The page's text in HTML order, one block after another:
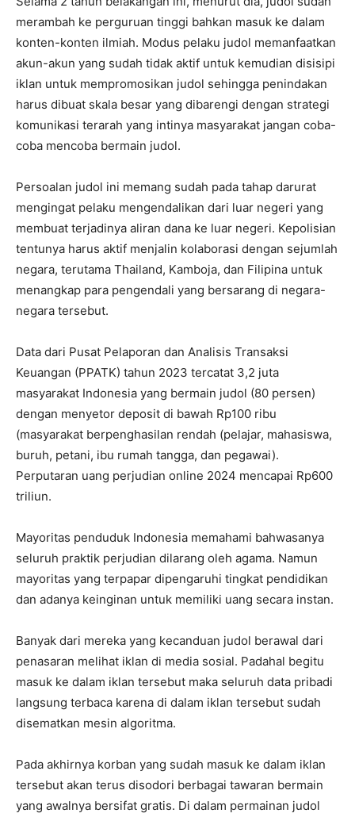
merambah ke perguruan tinggi bahkan masuk ke dalam
konten-konten ilmiah. Modus pelaku judol memanfaatkan
akun-akun yang sudah tidak aktif untuk kemudian disisipi
iklan untuk mempromosikan judol sehingga penindakan
harus dibuat skala besar yang dibarengi dengan strategi
komunikasi terarah yang intinya masyarakat jangan coba-
coba mencoba bermain judol.
Persoalan judol ini memang sudah pada tahap darurat
mengingat pelaku mengendalikan dari luar negeri yang
membuat terjadinya aliran dana ke luar negeri. Kepolisian
tentunya harus aktif menjalin kolaborasi dengan sejumlah
negara, terutama Thailand, Kamboja, dan Filipina untuk
menangkap para pengendali yang bersarang di negara-
negara tersebut.
Data dari Pusat Pelaporan dan Analisis Transaksi
Keuangan (PPATK) tahun 2023 tercatat 3,2 juta
masyarakat Indonesia yang bermain judol (80 persen)
dengan menyetor deposit di bawah Rp100 ribu
(masyarakat berpenghasilan rendah (pelajar, mahasiswa,
buruh, petani, ibu rumah tangga, dan pegawai).
Perputaran uang perjudian online 2024 mencapai Rp600
triliun.
Mayoritas penduduk Indonesia memahami bahwasanya
seluruh praktik perjudian dilarang oleh agama. Namun
mayoritas yang terpapar dipengaruhi tingkat pendidikan
dan adanya keinginan untuk memiliki uang secara instan.
Banyak dari mereka yang kecanduan judol berawal dari
penasaran melihat iklan di media sosial. Padahal begitu
masuk ke dalam iklan tersebut maka seluruh data pribadi
langsung terbaca karena di dalam iklan tersebut sudah
disematkan mesin algoritma.
Pada akhirnya korban yang sudah masuk ke dalam iklan
tersebut akan terus disodori berbagai tawaran bermain
yang awalnya bersifat gratis. Di dalam permainan judol